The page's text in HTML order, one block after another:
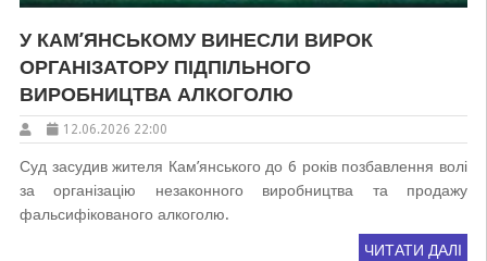
У КАМ’ЯНСЬКОМУ ВИНЕСЛИ ВИРОК
ОРГАНІЗАТОРУ ПІДПІЛЬНОГО
ВИРОБНИЦТВА АЛКОГОЛЮ
12.06.2026 22:00
Суд засудив жителя Кам’янського до 6 років позбавлення волі
за організацію незаконного виробництва та продажу
фальсифікованого алкоголю.
ЧИТАТИ ДАЛІ